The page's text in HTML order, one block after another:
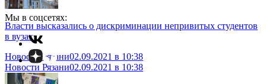
Мы в соцсетях:
Власти высказались о дискриминации непривитых студентов
в вузах
Новости Рязани02.09.2021 в 10:38
Новости Рязани02.09.2021 в 10:38